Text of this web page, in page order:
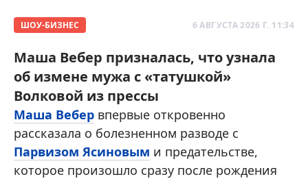
ШОУ-БИЗНЕС 6 АВГУСТА 2026 Г. 11:34
Маша Вебер призналась, что узнала
об измене мужа с «татушкой»
Волковой из прессы
Маша Вебер впервые откровенно
рассказала о болезненном разводе с
Парвизом Ясиновым и предательстве,
которое произошло сразу после рождения